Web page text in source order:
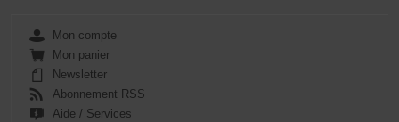
Mon compte
Mon panier
Newsletter
Abonnement RSS
Aide / Services